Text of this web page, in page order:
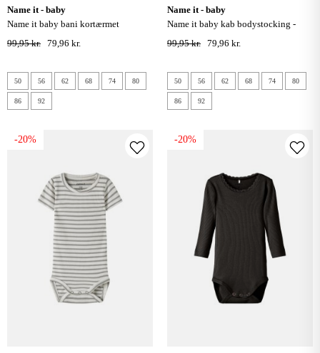
name it - baby
name it baby bani kortærmet
bodystocking - pure cashmere
99,95 kr. 79,96 kr.
50 56 62 68 74 80
86 92
name it - baby
name it baby kab bodystocking -
shadow
99,95 kr. 79,96 kr.
50 56 62 68 74 80
86 92
-20% -20%